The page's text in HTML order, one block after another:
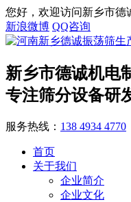
您好，欢迎访问新乡市德
新浪微博 QQ咨询
新乡市德诚机电
专注筛分设备研
服务热线： 138 4934 4770
首页
关于我们
企业简介
企业文化